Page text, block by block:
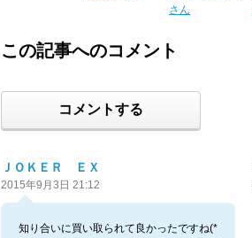
さん
この記事へのコメント
コメントする
ＪＯＫＥＲ ＥＸ
2015年9月3日 21:12
知り合いに買い取られて良かったですね(*